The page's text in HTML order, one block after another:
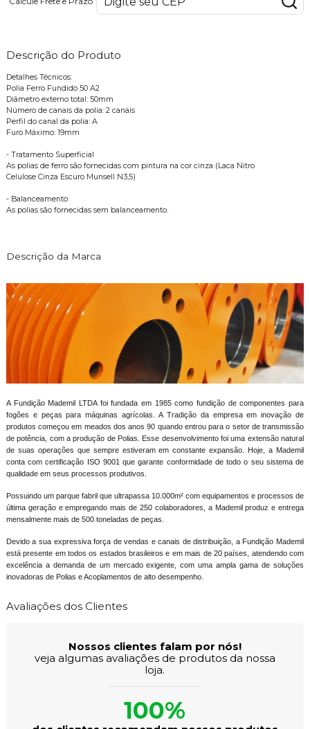
Descrição do Produto
Detalhes Técnicos:
Polia Ferro Fundido 50 A2
Diâmetro externo total: 50mm
Número de canais da polia: 2 canais
Perfil do canal da polia: A
Furo Máximo: 19mm
- Tratamento Superficial
As polias de ferro são fornecidas com pintura na cor cinza (Laca Nitro
Celulose Cinza Escuro Munsell N3,5)
- Balanceamento
As polias são fornecidas sem balanceamento.
Descrição da Marca
A Fundição Mademil LTDA foi fundada em 1985 como fundição de componentes para
fogões e peças para máquinas agrícolas. A Tradição da empresa em inovação de
produtos começou em meados dos anos 90 quando entrou para o setor de transmissão
de potência, com a produção de Polias. Esse desenvolvimento foi uma extensão natural
de suas operações que sempre estiveram em constante expansão. Hoje, a Mademil
conta com certificação ISO 9001 que garante conformidade de todo o seu sistema de
qualidade em seus processos produtivos.
Possuindo um parque fabril que ultrapassa 10.000m² com equipamentos e processos de
última geração e empregando mais de 250 colaboradores, a Mademil produz e entrega
mensalmente mais de 500 toneladas de peças.
Devido a sua expressiva força de vendas e canais de distribuição, a Fundição Mademil
está presente em todos os estados brasileiros e em mais de 20 países, atendendo com
excelência a demanda de um mercado exigente, com uma ampla gama de soluções
inovadoras de Polias e Acoplamentos de alto desempenho.
Avaliações dos Clientes
Nossos clientes falam por nós!
veja algumas avaliações de produtos da nossa
loja.
100%